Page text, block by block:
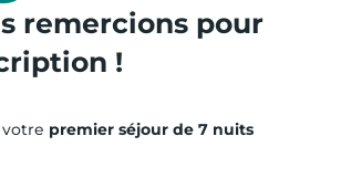
remercions pour
!
premier séjour de 7 nuits